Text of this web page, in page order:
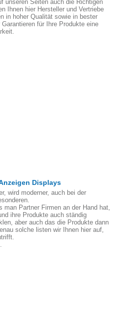
unseren Seiten auch die Richtigen
Ihnen hier Hersteller und Vertriebe
in hoher Qualität sowie in bester
für Ihre Produkte eine
Displays
wird moderner, auch bei der
man Partner Firmen an der Hand hat,
ihre Produkte auch ständig
aber auch das die Produkte dann
solche listen wir Ihnen hier auf,